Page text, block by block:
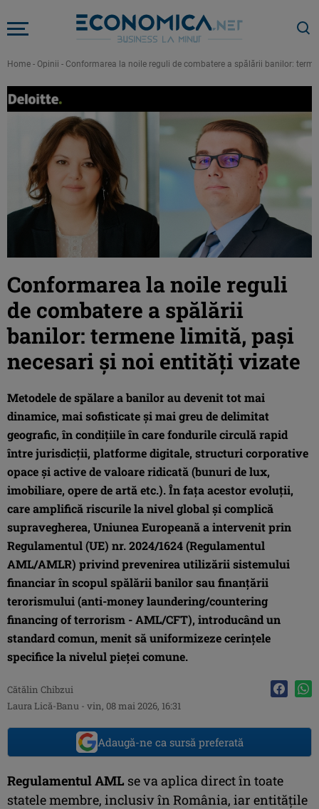
Home - Opinii - Conformarea la noile reguli de combatere a spălării banilor:
Conformarea la noile reguli
de combatere a spălării
banilor: termene limită, pași
necesari și noi entități vizate
Metodele de spălare a banilor au devenit tot mai
dinamice, mai sofisticate și mai greu de delimitat
geografic, în condițiile în care fondurile circulă rapid
între jurisdicții, platforme digitale, structuri corporative
opace și active de valoare ridicată (bunuri de lux,
imobiliare, opere de artă etc.). În fața acestor evoluții,
care amplifică riscurile la nivel global și complică
supravegherea, Uniunea Europeană a intervenit prin
Regulamentul (UE) nr. 2024/1624 (Regulamentul
AML/AMLR) privind prevenirea utilizării sistemului
financiar în scopul spălării banilor sau finanțării
terorismului (anti-money laundering/countering
financing of terrorism - AML/CFT), introducând un
standard comun, menit să uniformizeze cerințele
specifice la nivelul pieței comune.
Cătălin Chibzui
Laura Lică-Banu - vin, 08 mai 2026, 16:31
Adaugă-ne ca sursă preferată
Regulamentul AML se va aplica direct în toate
statele membre, inclusiv în România, iar entitățile